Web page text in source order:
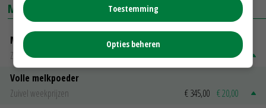
MARKTPRIJZEN
Magere melkpoeder
Zuivel weekprijzen
€ 269,00 € 7,00
Volle melkpoeder
Zuivel weekprijzen
€ 345,00 € 20,00
Toestemming
Opties beheren